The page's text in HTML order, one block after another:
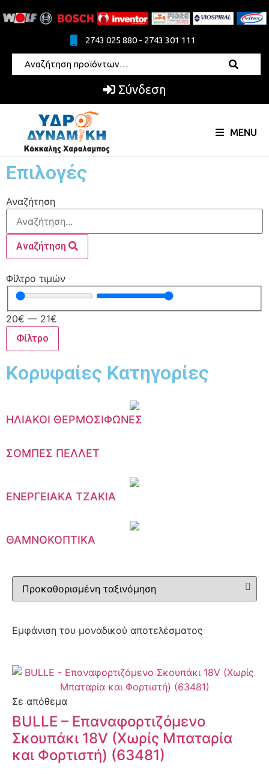
2743 025 880 - 2743 301 111
Σύνδεση
MENU
Επιλογές
Αναζήτηση
Αναζήτηση
Φίλτρο τιμών
20€ — 21€
Φίλτρο
Κορυφαίες Κατηγορίες
ΗΛΙΑΚΟΙ ΘΕΡΜΟΣΙΦΩΝΕΣ
ΣΟΜΠΕΣ ΠΕΛΛΕΤ
ΕΝΕΡΓΕΙΑΚΑ ΤΖΑΚΙΑ
ΘΑΜΝΟΚΟΠΤΙΚΑ
Εμφάνιση του μοναδικού αποτελέσματος
Σε απόθεμα
BULLE – Επαναφορτιζόμενο
Σκουπάκι 18V (Χωρίς Μπαταρία
και Φορτιστή) (63481)